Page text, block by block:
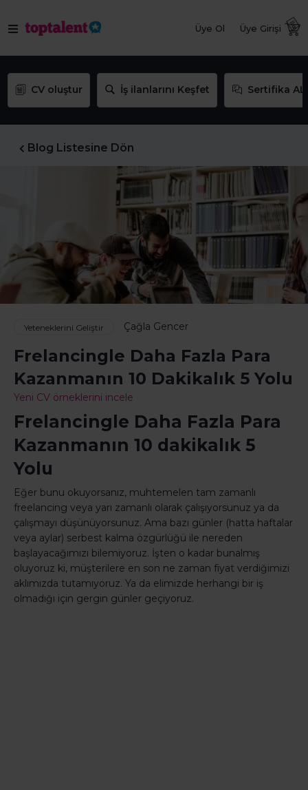
Üye Ol Üye Girişi
CV oluştur İş ilanlarını Keşfet Sertifika AL
Blog Listesine Dön
Yeteneklerini Geliştir Çağla Gencer
Frelancingle Daha Fazla Para
Kazanmanın 10 Dakikalık 5 Yolu
Yeni CV örneklerini incele
Frelancingle Daha Fazla Para
Kazanmanın 10 dakikalık 5
Yolu
Eğer bunu okuyorsanız, muhtemelen tam zamanlı
freelancing veya yarı zamanlı olarak çalışıyorsunuz ya da
çalışmayı düşünüyorsunuz. Ama bazı günler (hatta haftalar
veya aylar) serbest kalma özgürlüğü ile nereden
başlayacağımızı bilemiyoruz. İşten o kadar bunalmış
oluyoruz ki, müşterilere en son ne zaman fiyat verdiğimizi
aklımızda tutamıyoruz. Ya da elimizde herhangi bir iş
olmadığı için gergin günler geçiyoruz.